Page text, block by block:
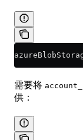
需要将
供：